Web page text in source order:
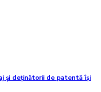
şi deținătorii de patentă își